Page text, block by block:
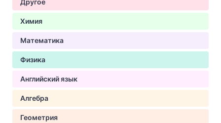
Другое
Химия
Математика
Физика
Английский язык
Алгебра
Геометрия